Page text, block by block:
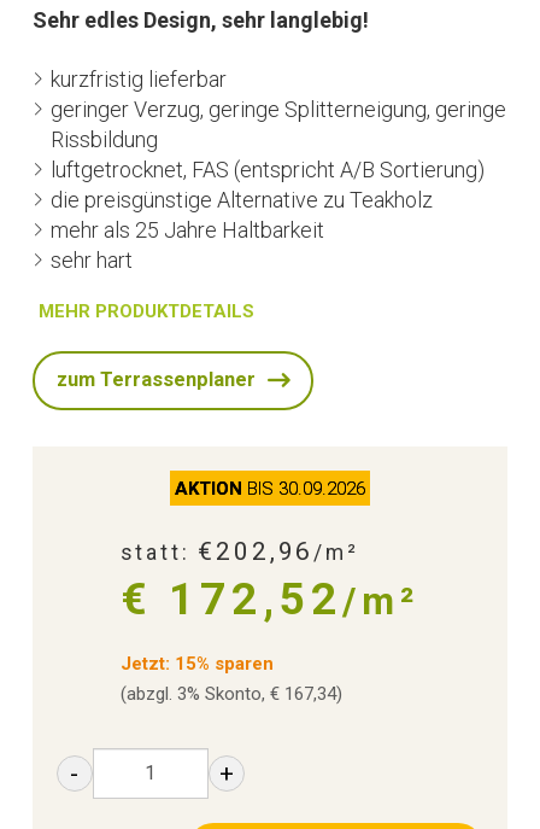
Sehr edles Design, sehr langlebig!
kurzfristig lieferbar
geringer Verzug, geringe Splitterneigung, geringe
Rissbildung
luftgetrocknet, FAS (entspricht A/B Sortierung)
die preisgünstige Alternative zu Teakholz
mehr als 25 Jahre Haltbarkeit
sehr hart
MEHR PRODUKTDETAILS
zum Terrassenplaner
AKTION BIS 30.09.2026
statt: €202,96/m²
€ 172,52/m²
Jetzt: 15% sparen
(abzgl. 3% Skonto, € 167,34)
- +